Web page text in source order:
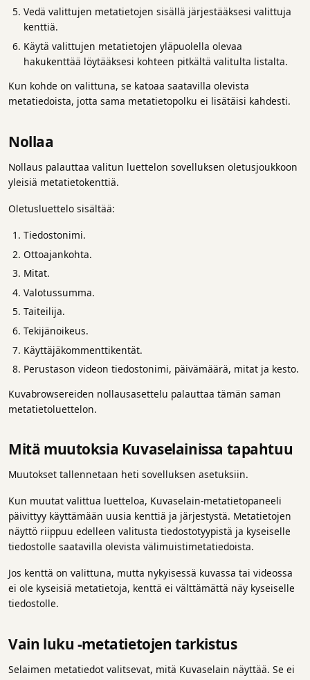
Vedä valittujen metatietojen sisällä järjestääksesi valittuja
kenttiä.
Käytä valittujen metatietojen yläpuolella olevaa
hakukenttää löytääksesi kohteen pitkältä valitulta listalta.
Kun kohde on valittuna, se katoaa saatavilla olevista
metatiedoista, jotta sama metatietopolku ei lisätäisi kahdesti.
Nollaa
Nollaus palauttaa valitun luettelon sovelluksen oletusjoukkoon
yleisiä metatietokenttiä.
Oletusluettelo sisältää:
Tiedostonimi.
Ottoajankohta.
Mitat.
Valotussumma.
Taiteilija.
Tekijänoikeus.
Käyttäjäkommenttikentät.
Perustason videon tiedostonimi, päivämäärä, mitat ja kesto.
Kuvabrowsereiden nollausasettelu palauttaa tämän saman
metatietoluettelon.
Mitä muutoksia Kuvaselainissa tapahtuu
Muutokset tallennetaan heti sovelluksen asetuksiin.
Kun muutat valittua luetteloa, Kuvaselain-metatietopaneeli
päivittyy käyttämään uusia kenttiä ja järjestystä. Metatietojen
näyttö riippuu edelleen valitusta tiedostotyypistä ja kyseiselle
tiedostolle saatavilla olevista välimuistimetatiedoista.
Jos kenttä on valittuna, mutta nykyisessä kuvassa tai videossa
ei ole kyseisiä metatietoja, kenttä ei välttämättä näy kyseiselle
tiedostolle.
Vain luku -metatietojen tarkistus
Selaimen metatiedot valitsevat, mitä Kuvaselain näyttää. Se ei